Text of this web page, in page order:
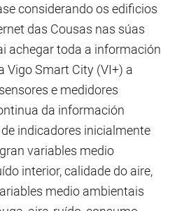
considerando os edificios
das Cousas nas súas
achegar toda a información
Vigo Smart City (VI+) a
e medidores
da información
indicadores inicialmente
variables medio
interior, calidade do aire,
medio ambientais